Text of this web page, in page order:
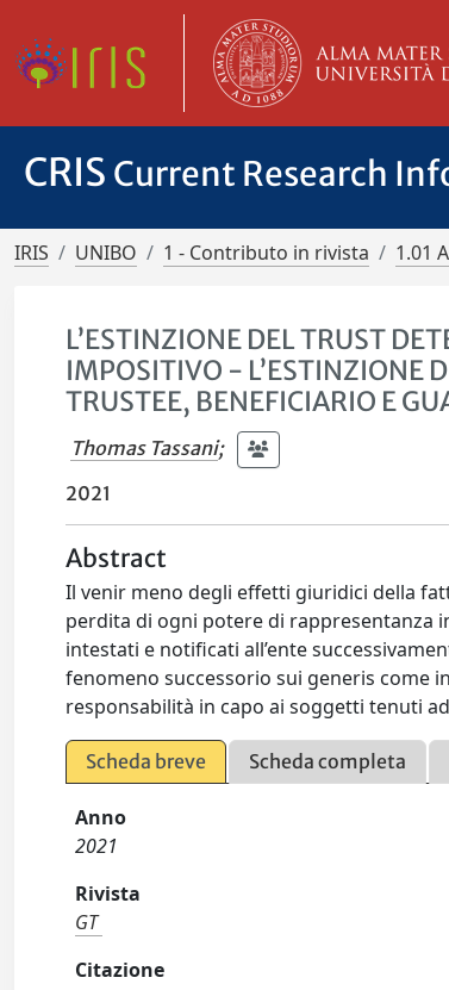
CRIS Current Research
IRIS UNIBO 1 - Contributo in rivista 1.01
L’ESTINZIONE DEL TRUST
IMPOSITIVO - L’ESTINZIONE
TRUSTEE, BENEFICIARIO E
Thomas Tassani;
2021
Abstract
Il venir meno degli effetti giuridici della
perdita di ogni potere di rappresentanza
intestati e notificati all’ente
fenomeno successorio sui generis come
responsabilità in capo ai soggetti tenuti
Scheda breve Scheda completa
Anno
2021
Rivista
GT
Citazione